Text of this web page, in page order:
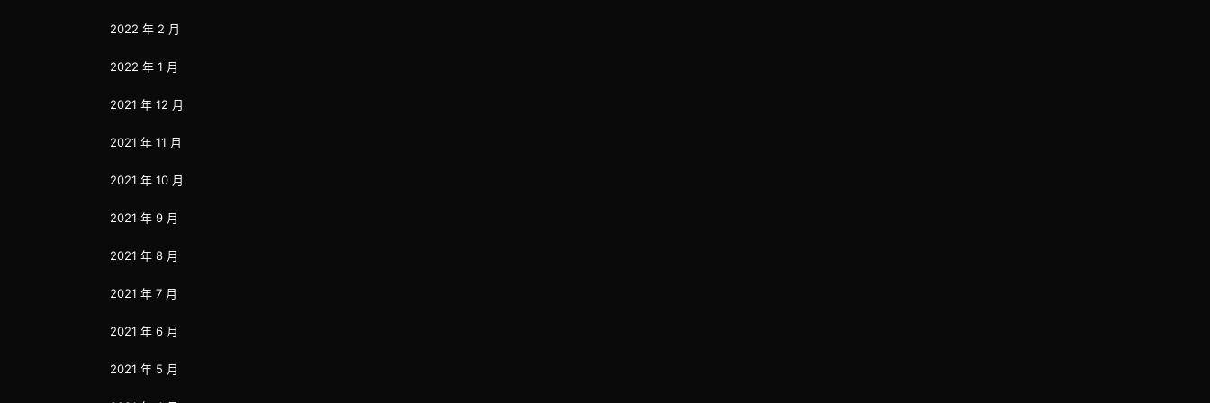
2022 年 2 月
2022 年 1 月
2021 年 12 月
2021 年 11 月
2021 年 10 月
2021 年 9 月
2021 年 8 月
2021 年 7 月
2021 年 6 月
2021 年 5 月